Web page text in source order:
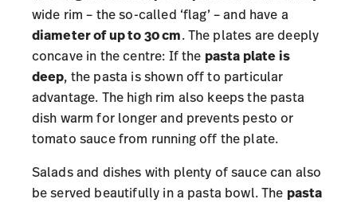
wide rim – the so-called ‘flag’ – and have a
diameter of up to 30 cm. The plates are deeply
concave in the centre: If the pasta plate is
deep, the pasta is shown off to particular
advantage. The high rim also keeps the pasta
dish warm for longer and prevents pesto or
tomato sauce from running off the plate.
Salads and dishes with plenty of sauce can also
be served beautifully in a pasta bowl. The pasta